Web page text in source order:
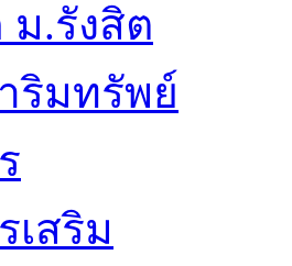
ม.รังสิต
ริมทรัพย์
เสริม